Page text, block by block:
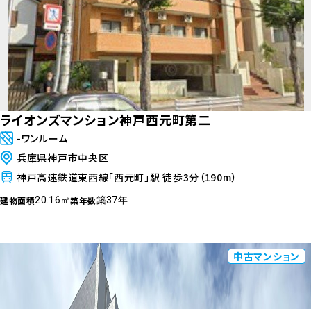
ライオンズマンション神戸西元町第二
-ワンルーム
兵庫県神戸市中央区
神戸高速鉄道東西線「西元町」駅 徒歩3分（190m）
建物面積20.16㎡築年数築37年
中古マンション